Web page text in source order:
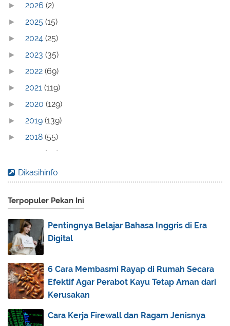
► 2026 (2)
► 2025 (15)
► 2024 (25)
► 2023 (35)
► 2022 (69)
► 2021 (119)
► 2020 (129)
► 2019 (139)
► 2018 (55)
(70)
► 2016(83)
► 2014(44)
▼ 2013
► December
► November
► October(1)
► September(5)
► August(31)
▼ July(83)
Dikasihinfo
Terpopuler Pekan Ini
Pentingnya Belajar Bahasa Inggris di Era
Digital
6 Cara Membasmi Rayap di Rumah Secara
Efektif Agar Perabot Kayu Tetap Aman dari
Kerusakan
Cara Kerja Firewall dan Ragam Jenisnya